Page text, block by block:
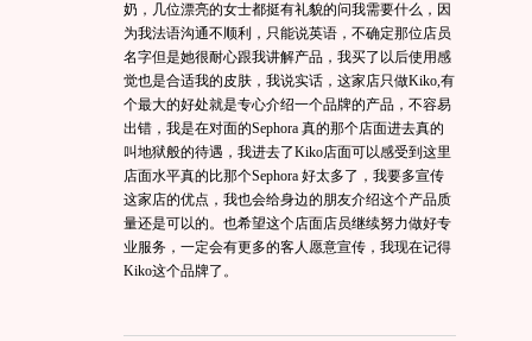
奶，几位漂亮的女士都挺有礼貌的问我需要什么，因
为我法语沟通不顺利，只能说英语，不确定那位店员
名字但是她很耐心跟我讲解产品，我买了以后使用感
觉也是合适我的皮肤，我说实话，这家店只做Kiko,有
个最大的好处就是专心介绍一个品牌的产品，不容易
出错，我是在对面的Sephora 真的那个店面进去真的
叫地狱般的待遇，我进去了Kiko店面可以感受到这里
店面水平真的比那个Sephora 好太多了，我要多宣传
这家店的优点，我也会给身边的朋友介绍这个产品质
量还是可以的。也希望这个店面店员继续努力做好专
业服务，一定会有更多的客人愿意宣传，我现在记得
Kiko这个品牌了。